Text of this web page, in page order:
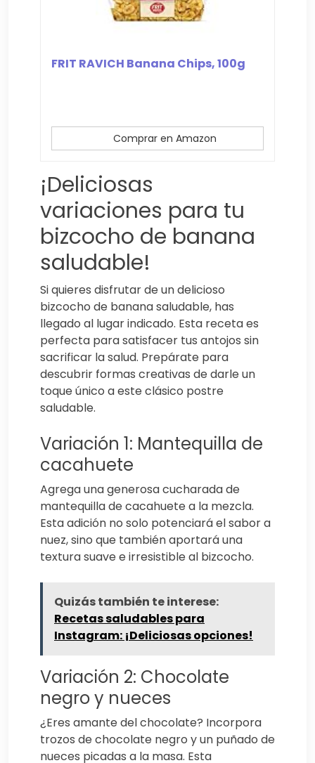
FRIT RAVICH Banana Chips, 100g
Comprar en Amazon
¡Deliciosas
variaciones para tu
bizcocho de banana
saludable!
Si quieres disfrutar de un delicioso
bizcocho de banana saludable, has
llegado al lugar indicado. Esta receta es
perfecta para satisfacer tus antojos sin
sacrificar la salud. Prepárate para
descubrir formas creativas de darle un
toque único a este clásico postre
saludable.
Variación 1: Mantequilla de
cacahuete
Agrega una generosa cucharada de
mantequilla de cacahuete a la mezcla.
Esta adición no solo potenciará el sabor a
nuez, sino que también aportará una
textura suave e irresistible al bizcocho.
Quizás también te interese:
Recetas saludables para
Instagram: ¡Deliciosas opciones!
Variación 2: Chocolate
negro y nueces
¿Eres amante del chocolate? Incorpora
trozos de chocolate negro y un puñado de
nueces picadas a la masa. Esta